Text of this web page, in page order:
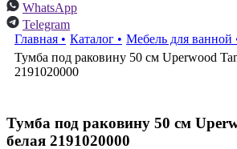
WhatsApp
Telegram
Главная • Каталог • Мебель для ванной
Тумба под раковину 50 см Uperwood
2191020000
Тумба под раковину 50 см
белая 2191020000